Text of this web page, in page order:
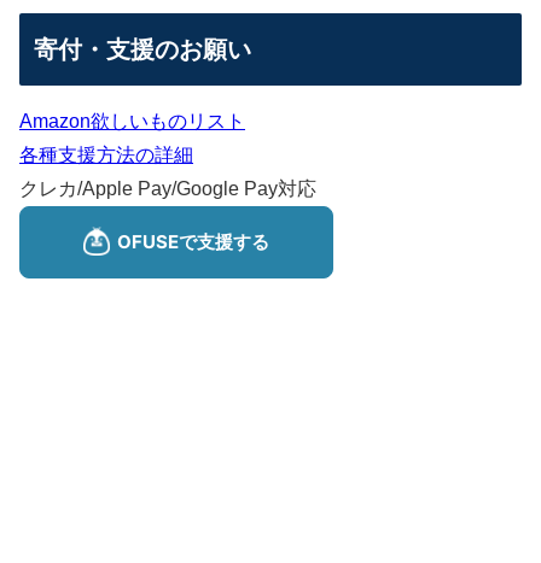
寄付・支援のお願い
Amazon欲しいものリスト
各種支援方法の詳細
クレカ/Apple Pay/Google Pay対応